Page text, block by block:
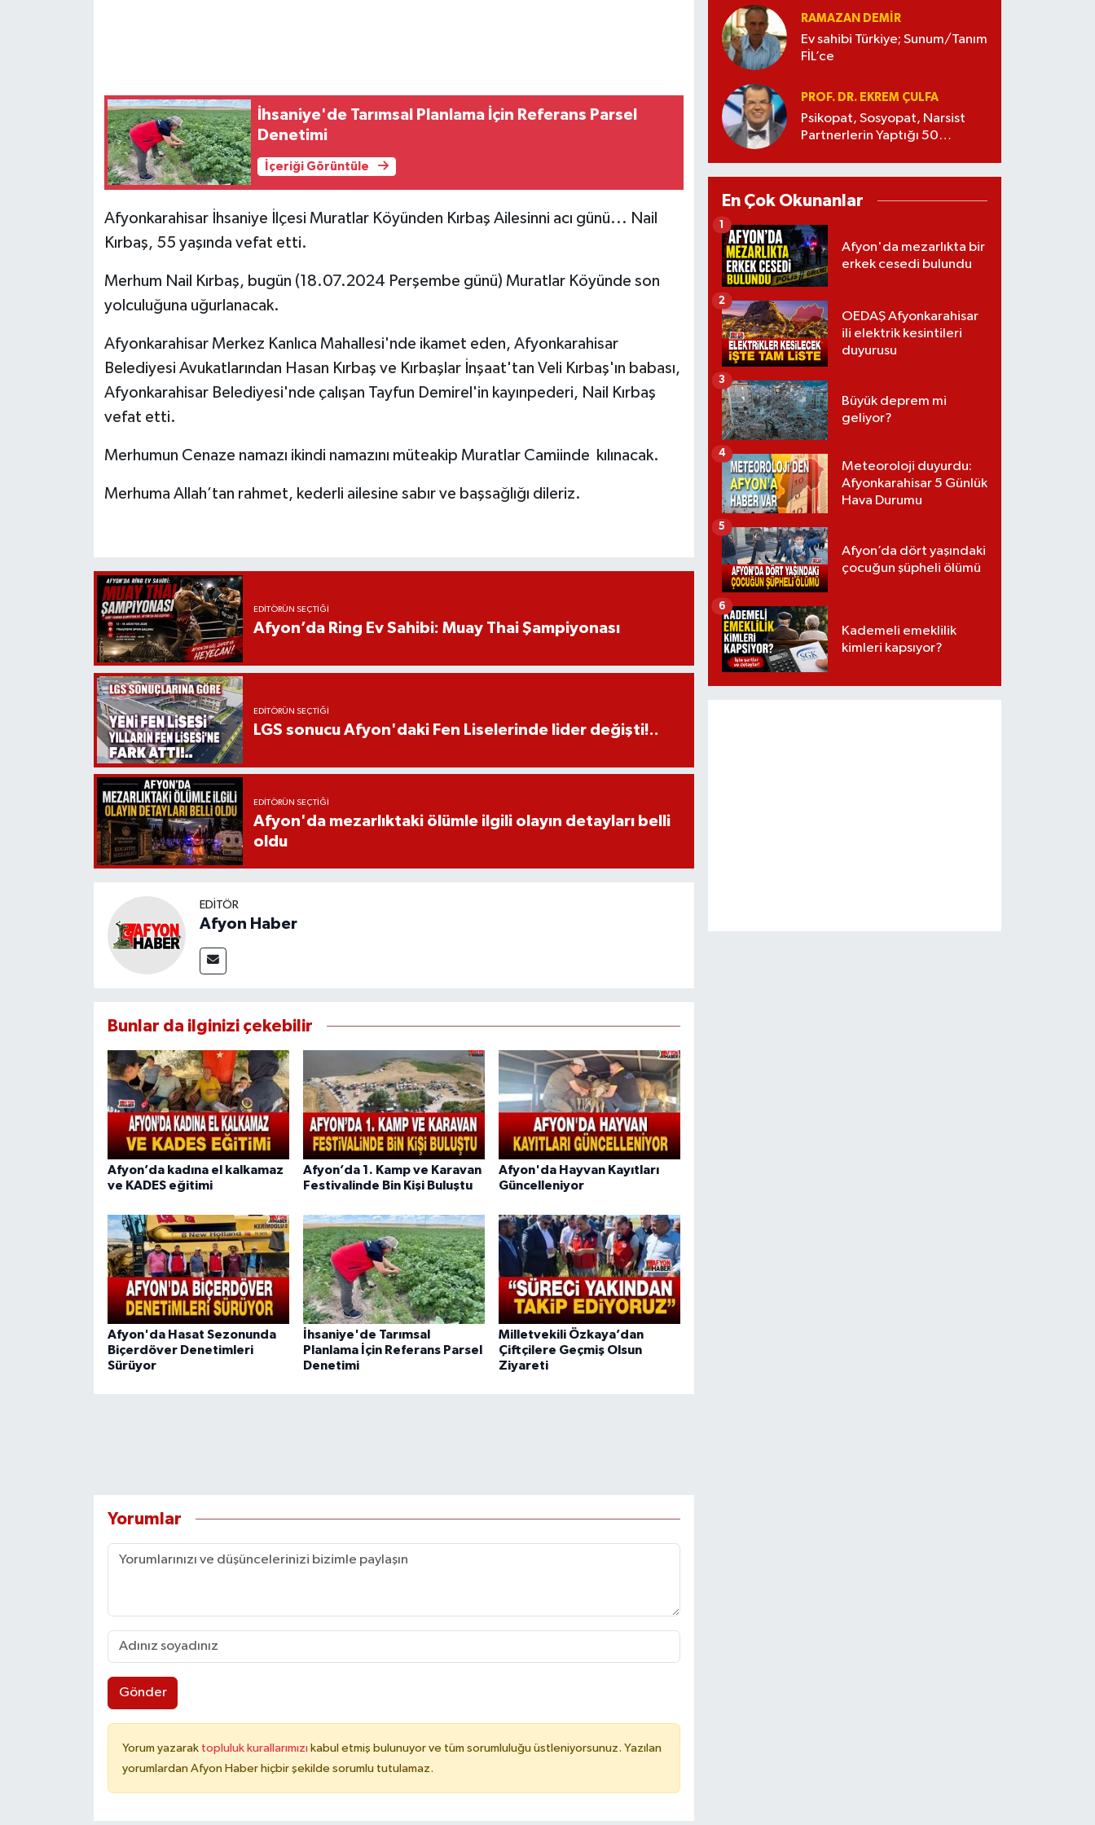
İhsaniye'de Tarımsal Planlama İçin Referans Parsel
Denetimi
İçeriği Görüntüle
Afyonkarahisar İhsaniye İlçesi Muratlar Köyünden Kırbaş Ailesinni acı günü... Nail
Kırbaş, 55 yaşında vefat etti.
Merhum Nail Kırbaş, bugün (18.07.2024 Perşembe günü) Muratlar Köyünde son
yolculuğuna uğurlanacak.
Afyonkarahisar Merkez Kanlıca Mahallesi'nde ikamet eden, Afyonkarahisar
Belediyesi Avukatlarından Hasan Kırbaş ve Kırbaşlar İnşaat'tan Veli Kırbaş'ın babası,
Afyonkarahisar Belediyesi'nde çalışan Tayfun Demirel'in kayınpederi, Nail Kırbaş
vefat etti.
Merhumun Cenaze namazı ikindi namazını müteakip Muratlar Camiinde kılınacak.
Merhuma Allah’tan rahmet, kederli ailesine sabır ve başsağlığı dileriz.
EDITÖRÜN SEÇTIĞI
Afyon’da Ring Ev Sahibi: Muay Thai Şampiyonası
EDITÖRÜN SEÇTIĞI
LGS sonucu Afyon'daki Fen Liselerinde lider değişti!..
EDITÖRÜN SEÇTIĞI
Afyon'da mezarlıktaki ölümle ilgili olayın detayları belli
oldu
EDITÖR
Afyon Haber
Bunlar da ilginizi çekebilir
Afyon’da kadına el kalkamaz
ve KADES eğitimi
Afyon’da 1. Kamp ve Karavan
Festivalinde Bin Kişi Buluştu
Afyon'da Hayvan Kayıtları
Güncelleniyor
Afyon'da Hasat Sezonunda
Biçerdöver Denetimleri
Sürüyor
İhsaniye'de Tarımsal
Planlama İçin Referans Parsel
Denetimi
Milletvekili Özkaya’dan
Çiftçilere Geçmiş Olsun
Ziyareti
Yorumlar
Gönder
Yorum yazarak topluluk kurallarımızı kabul etmiş bulunuyor ve tüm sorumluluğu üstleniyorsunuz. Yazılan
yorumlardan Afyon Haber hiçbir şekilde sorumlu tutulamaz.
RAMAZAN DEMİR
Ev sahibi Türkiye; Sunum/Tanım
FİL’ce
PROF. DR. EKREM ÇULFA
Psikopat, Sosyopat, Narsist
Partnerlerin Yaptığı 50
En Çok Okunanlar
Afyon'da mezarlıkta bir
erkek cesedi bulundu
1
OEDAŞ Afyonkarahisar
ili elektrik kesintileri
duyurusu
2
Büyük deprem mi
geliyor?
3
Meteoroloji duyurdu:
Afyonkarahisar 5 Günlük
Hava Durumu
4
Afyon’da dört yaşındaki
çocuğun şüpheli ölümü
5
Kademeli emeklilik
kimleri kapsıyor?
6